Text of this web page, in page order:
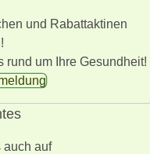
und Rabattaktinen
rund um Ihre Gesundheit!
auch auf